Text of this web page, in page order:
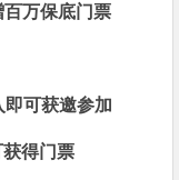
百万保底门票
可获邀参加
得门票